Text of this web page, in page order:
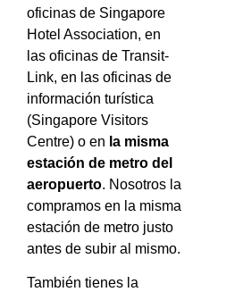
oficinas de Singapore
Hotel Association, en
las oficinas de Transit-
Link, en las oficinas de
información turística
(Singapore Visitors
Centre) o en la misma
estación de metro del
aeropuerto. Nosotros la
compramos en la misma
estación de metro justo
antes de subir al mismo.
También tienes la